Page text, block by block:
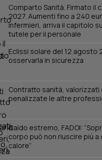
Comparto Sanità. Firmato il
2027. Aumenti fino a 240
infermieri, arriva il capitolo
tutele per il personale
Eclissi solare del 12 agosto
osservarla in sicurezza
Contratto sanità, valorizzati
penalizzate le altre
Caldo estremo, FADOI:
corpo può non riuscire più a
calore”
tracking-sites-ironfish-
session-id
_ga